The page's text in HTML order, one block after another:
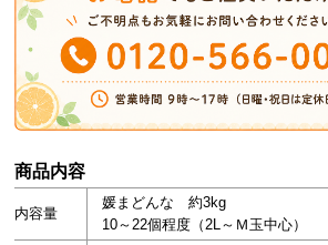
商品内容
内容量
媛まどんな 約3kg
10～22個程度（2L～Ｍ玉中心）